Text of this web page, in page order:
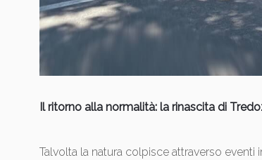
Il ritorno alla normalità: la rinascita di
Talvolta la natura colpisce attraverso